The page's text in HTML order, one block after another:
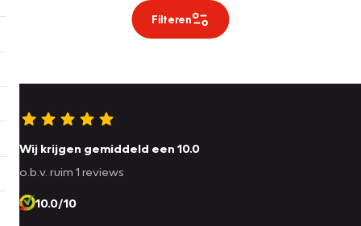
Filteren
Wij krijgen gemiddeld een 10.0
o.b.v. ruim 1 reviews
10.0/10